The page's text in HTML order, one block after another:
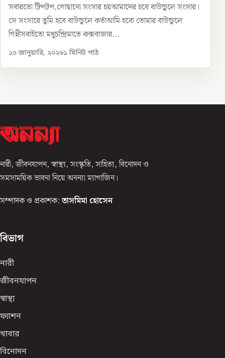
সবারতো টিপটপ,গোছানো সংসার হয়আমাদের হবে বাউন্ডুলে সংসার।
সে সংসারে তুমি হবে বাউন্ডুলে কর্তাআমি হবো তোমার বাউন্ডুলে
গিন্নীসবাইতো মধুচন্দ্রিমাতে কক্সবাজার...
১০ জানুয়ারি, ২০২৬১ মিনিট পাঠ
নারী, জীবনযাপন, স্বাস্থ্য, সংস্কৃতি, সাহিত্য, বিনোদন ও
সমসাময়িক ভাবনা নিয়ে অনন্যা ম্যাগাজিন।
সম্পাদক ও প্রকাশক: তাসমিমা হোসেন
বিভাগ
নারী
জীবনযাপন
স্বাস্থ্য
ফ্যাশন
খাবার
বিনোদন